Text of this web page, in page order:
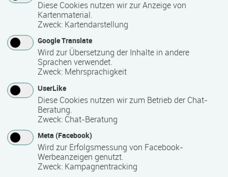
Ökonomische Grundkenntnisse:
Zusammenhänge verstehen - betrieblich aktiv
werden!
Termin
17.08.2026 - 21.08.2026
Ort
13595 Berlin
Zeitmuster
Vollzeit
Lehr- und Lernform
Präsenzveranstaltung
Keramik, Yoga und Mee(h)r
Termin
17.08.2026 - 21.08.2026
Ort
17509 Lubmin
Zeitmuster
Lehr- und Lernform
Diese Cookies nutzen wir zur Anzeige von
Kartenmaterial.
Zweck: Kartendarstellung
Google Translate
Wird zur Übersetzung der Inhalte in andere
Sprachen verwendet.
Zweck: Mehrsprachigkeit
UserLike
Diese Cookies nutzen wir zum Betrieb der Chat-
Beratung.
Zweck: Chat-Beratung
Meta (Facebook)
Wird zur Erfolgsmessung von Facebook-
Werbeanzeigen genutzt.
Zweck: Kampagnentracking